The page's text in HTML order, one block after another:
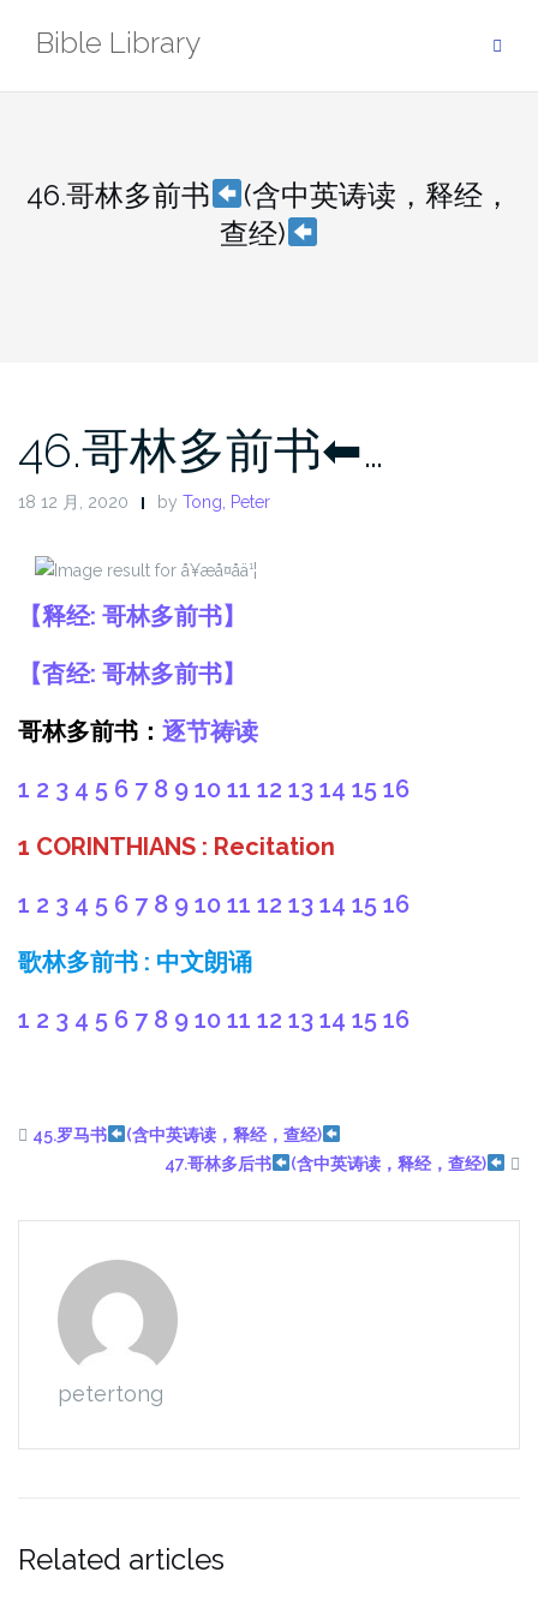
Bible Library
46.哥林多前书
(含中英诪读，释经，
查经)
46.哥林多前书⬅…
18 12 月, 2020 by Tong, Peter
【释经: 哥林多前书】
【杳经: 哥林多前书】
哥林多前书： 逐节祷读
1 2 3 4 5 6 7 8 9 10 11 12 13 14 15 16
1 CORINTHIANS : Recitation
1 2 3 4 5 6 7 8 9 10 11 12 13 14 15 16
歌林多前书 : 中文朗诵
1 2 3 4 5 6 7 8 9 10 11 12 13 14 15 16
45.罗马书
(含中英诪读，释经，查经)
47.哥林多后书
(含中英诪读，释经，查经)
petertong
Related articles